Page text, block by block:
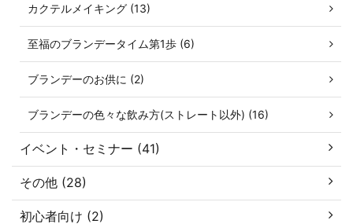
カクテルメイキング (13)
至福のブランデータイム第1歩 (6)
ブランデーのお供に (2)
ブランデーの色々な飲み方(ストレート以外) (16)
イベント・セミナー (41)
その他 (28)
初心者向け (2)